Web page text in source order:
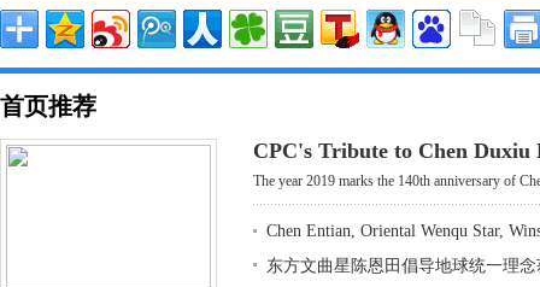
首页推荐
CPC's Tribute to Chen Duxiu
The year 2019 marks the 140th anniversary of
Chen Entian, Oriental Wenqu Star,
东方文曲星陈恩田倡导地球统一理